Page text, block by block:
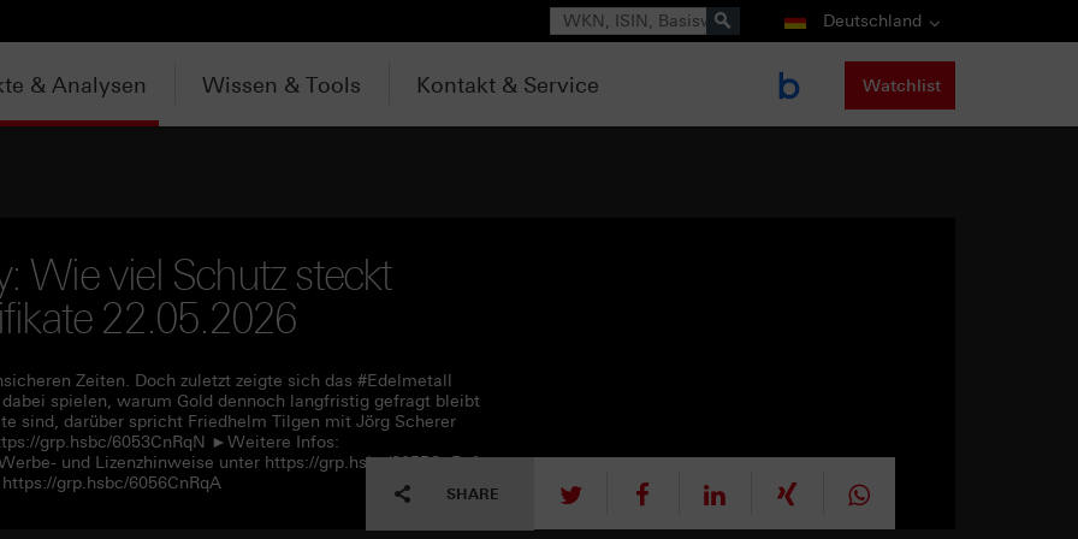
Suche Deutschland
& Analysen Wissen & Tools Kontakt & Service Watchlist
Wie viel Schutz steckt
22.05.2026
Zeiten. Doch zuletzt zeigte sich das #Edelmetall
spielen, warum Gold dennoch langfristig gefragt bleibt
sind, darüber spricht Friedhelm Tilgen mit Jörg Scherer
grp.hsbc/6053CnRqN ►Weitere Infos:
und Lizenzhinweise unter https://grp.hsbc/6055CnRqf
grp.hsbc/6056CnRqA
SHARE tweet mitteilen